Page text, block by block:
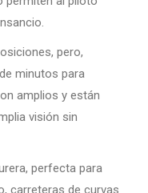
pero,
minutos para
amplios y están
visión sin
perfecta para
carreteras de curvas